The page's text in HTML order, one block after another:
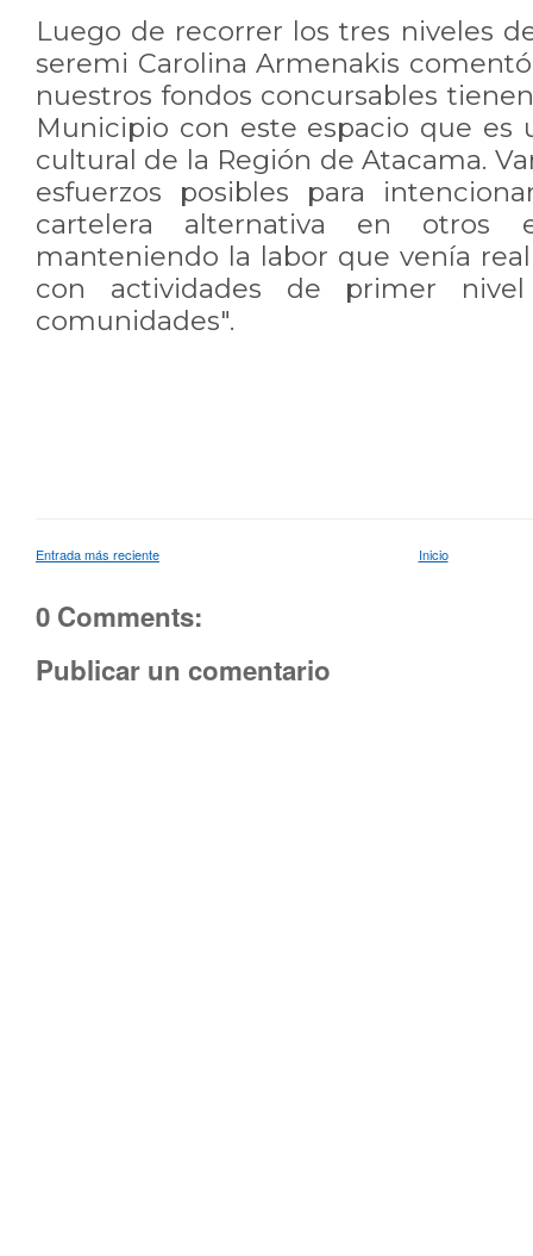
Luego de recorrer los tres niveles
seremi Carolina Armenakis
nuestros fondos concursables
Municipio con este espacio que es
cultural de la Región de Atacama.
esfuerzos posibles para
cartelera alternativa en otros
manteniendo la labor que venía
con actividades de primer
comunidades".
Entrada más reciente Inicio
0 Comments:
Publicar un comentario